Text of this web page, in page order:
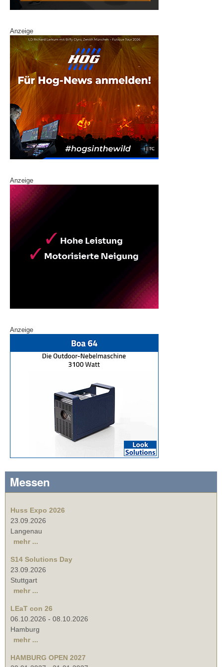
Anzeige
Anzeige
Anzeige
Messen
Huss Expo 2026
23.09.2026
Langenau
mehr ...
S14 Solutions Day
23.09.2026
Stuttgart
mehr ...
LEaT con 26
06.10.2026 - 08.10.2026
Hamburg
mehr ...
HAMBURG OPEN 2027